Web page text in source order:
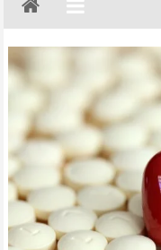
Regionalna
Częstochowa,
Kłobuck,
Lubliniec,
Myszków